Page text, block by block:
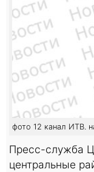
фото 12 канал ИТВ.
Пресс-служба
центральные